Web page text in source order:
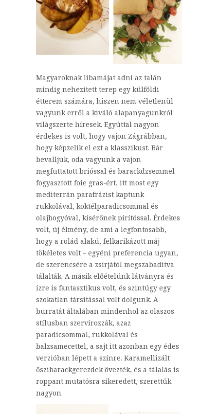
Magyaroknak libamájat adni az talán
mindig nehezített terep egy külföldi
étterem számára, hiszen nem véletlenül
vagyunk erről a kiváló alapanyagunkról
világszerte híresek. Egyúttal nagyon
érdekes is volt, hogy vajon Zágrábban,
hogy képzelik el ezt a klasszikust. Bár
bevalljuk, oda vagyunk a vajon
megfuttatott brióssal és barackdzsemmel
fogyasztott foie gras-ért, itt most egy
mediterrán parafrázist kaptunk
rukkolával, koktélparadicsommal és
olajbogyóval, kísérőnek pirítóssal. Érdekes
volt, új élmény, de ami a legfontosabb,
hogy a rolád alakú, felkarikázott máj
tökéletes volt – egyéni preferencia ugyan,
de szerencsére a zsírjától megszabadítva
tálalták. A másik előételünk látványra és
ízre is fantasztikus volt, és szintúgy egy
szokatlan társítással volt dolgunk. A
burratát általában mindenhol az olaszos
stílusban szervírozzák, azaz
paradicsommal, rukkolával és
balzsamecettel, a sajt itt azonban egy édes
verzióban lépett a színre. Karamellizált
őszibarackgerezdek övezték, és a tálalás is
roppant mutatósra sikeredett, szerettük
nagyon.